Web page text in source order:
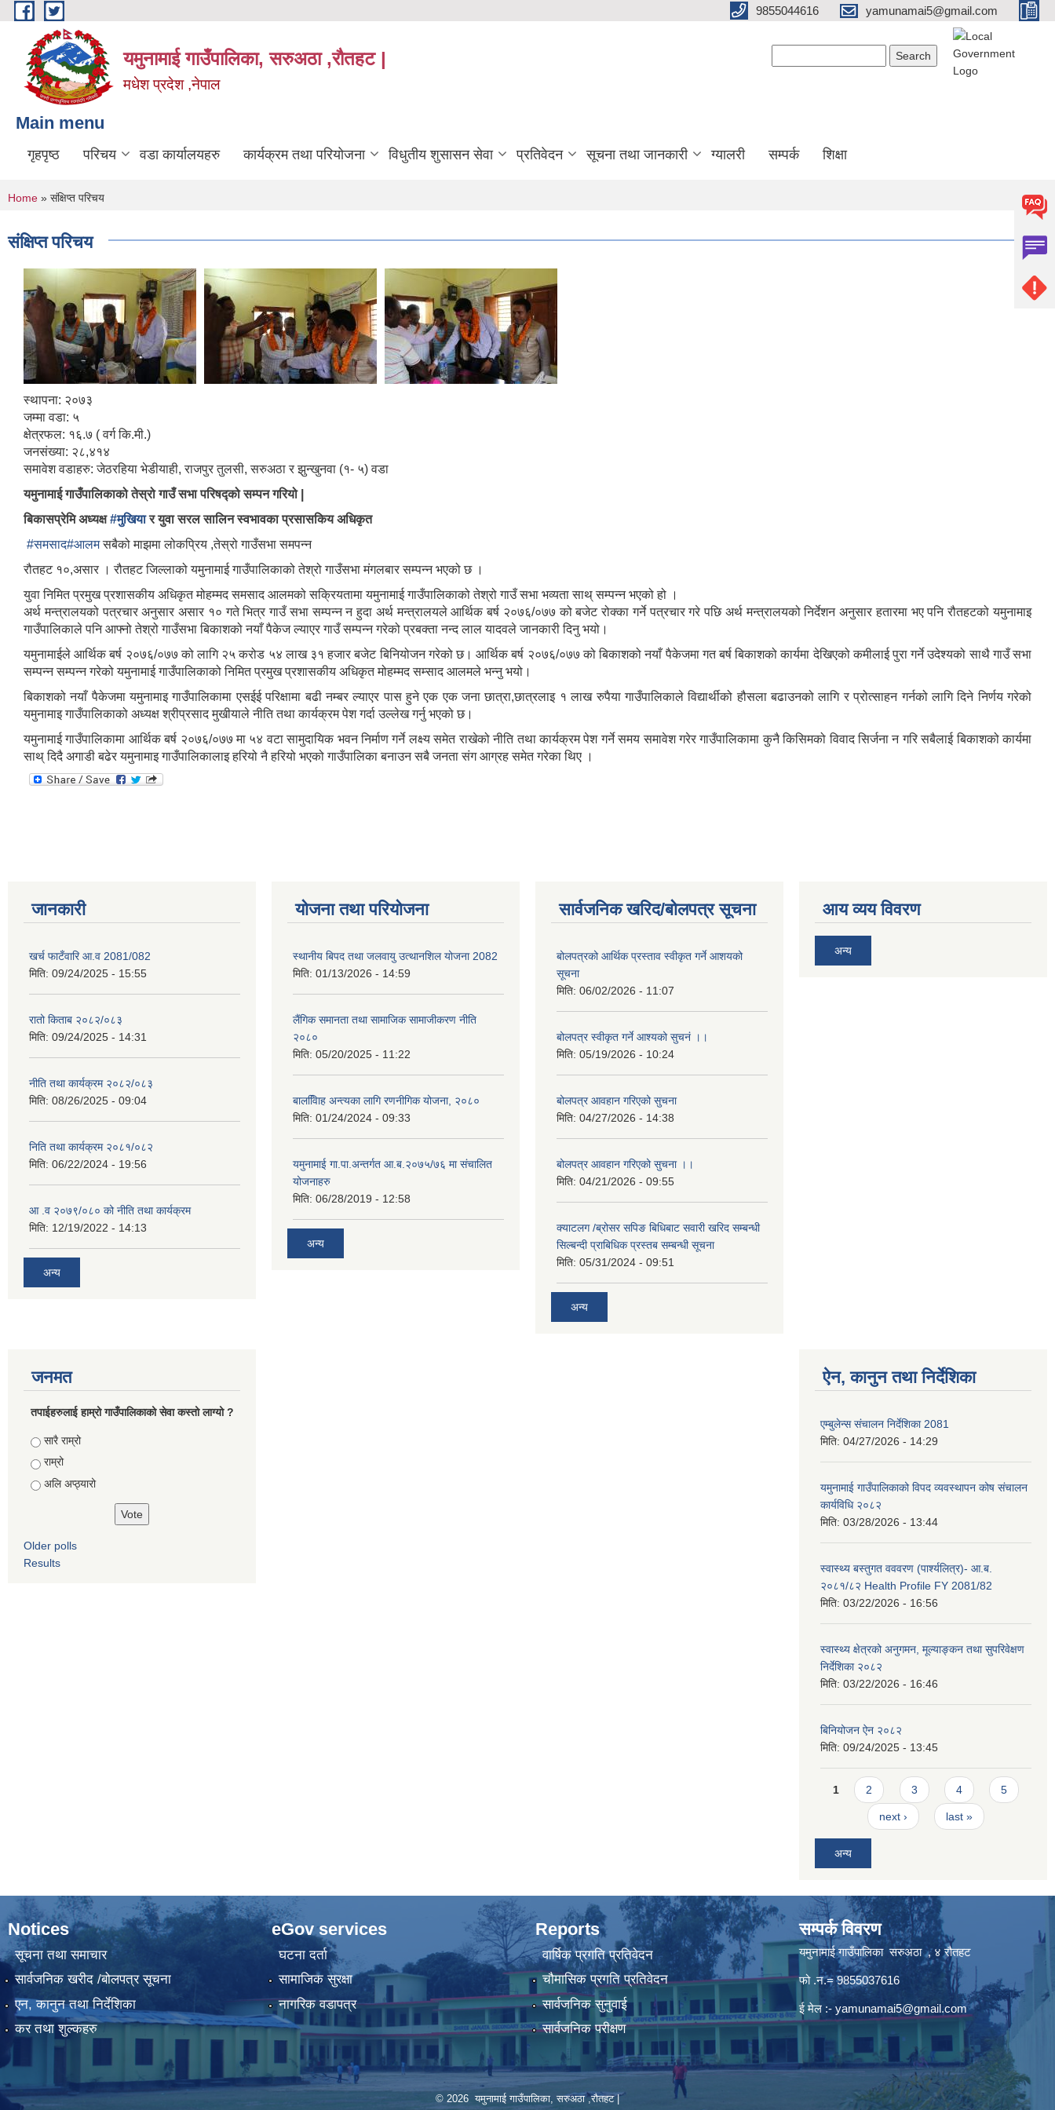
Skip to main content 9855044616 yamunamai5@gmail.com
यमुनामाई गाउँपालिका, सरुअठा ,रौतहट |
मधेश प्रदेश ,नेपाल
Main menu
गृहपृष्ठ परिचय वडा कार्यालयहरु कार्यक्रम तथा परियोजना विधुतीय शुसासन सेवा प्रतिवेदन सूचना तथा जानकारी ग्यालरी सम्पर्क शिक्षा
You are here
Home » संक्षिप्त परिचय
संक्षिप्त परिचय
स्थापना: २०७३
जम्मा वडा: ५
क्षेत्रफल: १६.७ ( वर्ग कि.मी.)
जनसंख्या: २८,४१४
समावेश वडाहरु: जेठरहिया भेडीयाही, राजपुर तुलसी, सरुअठा र झुन्खुनवा (१- ५) वडा
यमुनामाई गाउँपालिकाको तेस्रो गाउँ सभा परिषद्को सम्पन गरियो |
बिकासप्रेमि अध्यक्ष#मुखियार युवा सरल सालिन स्वभावका प्रसासकिय अधिकृत
#समसाद#आलमसबैको माझमा लोकप्रिय ,तेस्रो गाउँसभा समपन्न
रौतहट १०,असार । रौतहट जिल्लाको यमुनामाई गाउँपालिकाको तेश्रो गाउँसभा मंगलबार सम्पन्न भएको छ ।
युवा निमित प्रमुख प्रशासकीय अधिकृत मोहम्मद समसाद आलमको सक्रियतामा यमुनामाई गाउँपालिकाको तेश्रो गाउँ सभा भव्यता साथ् सम्पन्न भएको हो ।
अर्थ मन्त्रालयको पत्रचार अनुसार असार १० गते भित्र गाउँ सभा सम्पन्न न हुदा अर्थ मन्त्रालयले आर्थिक बर्ष २०७६/०७७ को बजेट रोक्का गर्ने पत्रचार गरे पछि अर्थ मन्त्रालयको निर्देशन अनुसार हतारमा भए पनि रौतहटको यमुनामाइ
गाउँपालिकाले पनि आफ्नो तेश्रो गाउँसभा बिकाशको नयाँ पैकेज ल्याएर गाउँ सम्पन्न गरेको प्रबक्ता नन्द लाल यादवले जानकारी दिनु भयो।
यमुनामाईले आर्थिक बर्ष २०७६/०७७ को लागि २५ करोड ५४ लाख ३१ हजार बजेट बिनियोजन गरेको छ। आर्थिक बर्ष २०७६/०७७ को बिकाशको नयाँ पैकेजमा गत बर्ष बिकाशको कार्यमा देखिएको कमीलाई पुरा गर्ने उदेश्यको साथै गाउँ सभा
सम्पन्न सम्पन्न गरेको यमुनामाई गाउँपालिकाको निमित प्रमुख प्रशासकीय अधिकृत मोहम्मद सम्साद आलमले भन्नु भयो।
बिकाशको नयाँ पैकेजमा यमुनामाइ गाउँपालिकामा एसईई परिक्षामा बढी नम्बर ल्याएर पास हुने एक एक जना छात्रा,छात्रलाइ १ लाख रुपैया गाउँपालिकाले विद्यार्थीको हौसला बढाउनको लागि र प्रोत्साहन गर्नको लागि दिने निर्णय गरेको
यमुनामाइ गाउँपालिकाको अध्यक्ष श्रीप्रसाद मुखीयाले नीति तथा कार्यक्रम पेश गर्दा उल्लेख गर्नु भएको छ।
यमुनामाई गाउँपालिकामा आर्थिक बर्ष २०७६/०७७ मा ५४ वटा सामुदायिक भवन निर्माण गर्ने लक्ष्य समेत राखेको नीति तथा कार्यक्रम पेश गर्ने समय समावेश गरेर गाउँपालिकामा कुनै किसिमको विवाद सिर्जना न गरि सबैलाई बिकाशको कार्यमा
साथ् दिदै अगाडी बढेर यमुनामाइ गाउँपालिकालाइ हरियो नै हरियो भएको गाउँपालिका बनाउन सबै जनता संग आग्रह समेत गरेका थिए ।
जानकारी
खर्च फाटँवारि आ.व 2081/082
मिति: 09/24/2025 - 15:55
रातो किताब २०८२/०८३
मिति: 09/24/2025 - 14:31
नीति तथा कार्यक्रम २०८२/०८३
मिति: 08/26/2025 - 09:04
निति तथा कार्यक्रम २०८१/०८२
मिति: 06/22/2024 - 19:56
आ .व २०७९/०८० को नीति तथा कार्यक्रम
मिति: 12/19/2022 - 14:13
अन्य
योजना तथा परियोजना
स्थानीय बिपद तथा जलवायु उत्थानशिल योजना 2082
मिति: 01/13/2026 - 14:59
लैंगिक समानता तथा सामाजिक सामाजीकरण नीति
२०८०
मिति: 05/20/2025 - 11:22
बालवििाह अन्त्यका लागि रणनीगिक योजना, २०८०
मिति: 01/24/2024 - 09:33
यमुनामाई गा.पा.अन्तर्गत आ.ब.२०७५/७६ मा संचालित
योजनाहरु
मिति: 06/28/2019 - 12:58
अन्य
सार्वजनिक खरिद/बोलपत्र सूचना
बोलपत्रको आर्थिक प्रस्ताव स्वीकृत गर्ने आशयको
सूचना
मिति: 06/02/2026 - 11:07
बोलपत्र स्वीकृत गर्ने आश्यको सुचनं ।।
मिति: 05/19/2026 - 10:24
बोलपत्र आवहान गरिएको सुचना
मिति: 04/27/2026 - 14:38
बोलपत्र आवहान गरिएको सुचना ।।
मिति: 04/21/2026 - 09:55
क्याटलग /ब्रोसर सपिङ बिधिबाट सवारी खरिद सम्बन्धी
सिल्बन्दी प्राबिधिक प्रस्तब सम्बन्धी सूचना
मिति: 05/31/2024 - 09:51
अन्य
आय व्यय विवरण
अन्य
जनमत
तपाईहरुलाई हाम्रो गाउँपालिकाको सेवा कस्तो लाग्यो ?
Choices
सारै राम्रो
राम्रो
अलि अप्ठ्यारो
Older polls
Results
ऐन, कानुन तथा निर्देशिका
एम्बुलेन्स संचालन निर्देशिका 2081
मिति: 04/27/2026 - 14:29
यमुनामाई गाउँपालिकाको विपद व्यवस्थापन कोष संचालन
कार्यविधि २०८२
मिति: 03/28/2026 - 13:44
स्वास्थ्य बस्तुगत वववरण (पार्श्यलित्र)- आ.ब.
२०८१/८२ Health Profile FY 2081/82
मिति: 03/22/2026 - 16:56
स्वास्थ्य क्षेत्रको अनुगमन, मूल्याङ्कन तथा सुपरिवेक्षण
निर्देशिका २०८२
मिति: 03/22/2026 - 16:46
बिनियोजन ऐन २०८२
मिति: 09/24/2025 - 13:45
Pages
1 2 3 4 5
next › last »
अन्य
Notices
सूचना तथा समाचार
सार्वजनिक खरीद /बोलपत्र सूचना
एन, कानुन तथा निर्देशिका
कर तथा शुल्कहरु
eGov services
घटना दर्ता
सामाजिक सुरक्षा
नागरिक वडापत्र
Reports
वार्षिक प्रगति प्रतिवेदन
चौमासिक प्रगति प्रतिवेदन
सार्वजनिक सुनुवाई
सार्वजनिक परीक्षण
सम्पर्क विवरण
यमुनामाई गाउँपालिका सरुअठा , ४ रौतहट
फो .न.= 9855037616
ई मेल :- yamunamai5@gmail.com
© 2026 यमुनामाई गाउँपालिका, सरुअठा ,रौतहट |